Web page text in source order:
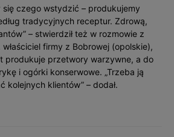
się czego wstydzić – produkujemy
tradycyjnych receptur. Zdrową,
– stwierdził też w rozmowie z
właściciel firmy z Bobrowej (opolskie),
produkuje przetwory warzywne, a do
i ogórki konserwowe. „Trzeba ją
kolejnych klientów” – dodał.